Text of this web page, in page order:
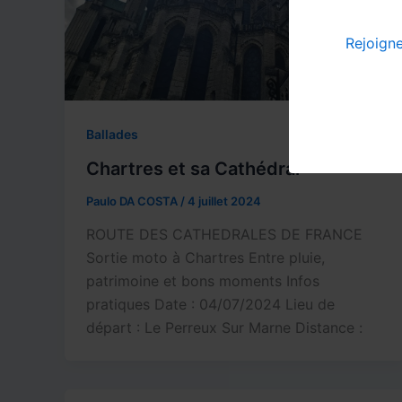
Ballades
Chartres et sa Cathédral
Paulo DA COSTA / 4 juillet 2024
ROUTE DES CATHEDRALES DE FRANCE
Sortie moto à Chartres Entre pluie,
patrimoine et bons moments Infos
pratiques Date : 04/07/2024 Lieu de
départ : Le Perreux Sur Marne Distance :